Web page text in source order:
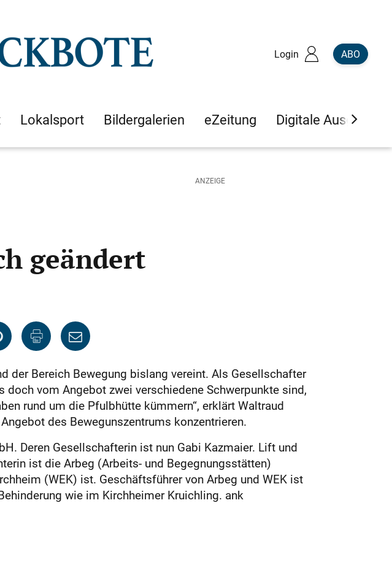
Login ABO
Lokalsport Bildergalerien eZeitung Digitale Ausgaben
geändert
der Bereich Bewegung bislang vereint. Als Gesellschafter
doch vom Angebot zwei verschiedene Schwerpunkte sind,
rund um die Pfulbhütte kümmern“, erklärt Waltraud
des Bewegunszentrums konzentrieren.
Deren Gesellschafterin ist nun Gabi Kazmaier. Lift und
ist die Arbeg (Arbeits- und Begegnungsstätten)
(WEK) ist. Geschäftsführer von Arbeg und WEK ist
wie im Kirchheimer Kruichling. ank